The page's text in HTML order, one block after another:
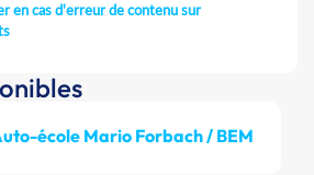
en cas d'erreur de contenu sur
école Mario Forbach / BEM